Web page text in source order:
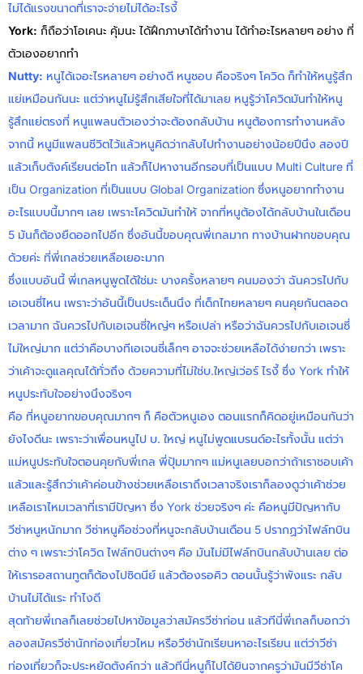
ไม่ได้แรงขนาดที่เราจะจ่ายไม่ได้อะไรงี้
York: ก็ถือว่าโอเคนะ คุ้มนะ ได้ฝึกภาษาได้ทำงาน ได้ทำอะไรหลายๆ อย่าง ที่
ตัวเองอยากทำ
Nutty: หนูได้เจอะไรหลายๆ อย่างดี หนูชอบ คือจริงๆ โควิด ก็ทำให้หนูรู้สึก
แย่เหมือนกันนะ แต่ว่าหนูไม่รู้สึกเสียใจที่ได้มาเลย หนูรู้ว่าโควิดมันทำให้หนู
รู้สึกแย่ตรงที่ หนูแพลนตัวเองว่าจะต้องกลับบ้าน หนูต้องการทำงานหลัง
จากนี้ หนูมีแพลนชีวิตไว้แล้วหนูคิดว่ากลับไปทำงานอย่างน้อยปีนึง สองปี
แล้วเก็บตังค์เรียนต่อโท แล้วก็ไปหางานอีกรอบที่เป็นแบบ Multi Culture ที่
เป็น Organization ที่เป็นแบบ Global Organization ซึ่งหนูอยากทำงาน
อะไรแบบนี้มากๆ เลย เพราะโควิดมันทำให้ จากที่หนูต้องได้กลับบ้านในเดือน
5 มันก็ต้องยืดออกไปอีก ซึ่งอันนี้ขอบคุณพี่เกลมาก ทางบ้านฝากขอบคุณ
ด้วยค่ะ ที่พี่เกลช่วยเหลือเยอะมาก
ซึ่งแบบอันนี้ พี่เกลหนูพูดได้ใช่มะ บางครั้งหลายๆ คนมองว่า ฉันควรไปกับ
เอเจนซี่ไหน เพราะว่าอันนี้เป็นประเด็นนึง ที่เด็กไทยหลายๆ คนคุยกันตลอด
เวลามาก ฉันควรไปกับเอเจนซี่ใหญ่ๆ หรือเปล่า หรือว่าฉันควรไปกับเอเจนซี่
ไม่ใหญ่มาก แต่ว่าคือบางทีเอเจนซี่เล็กๆ อาจจะช่วยเหลือได้ง่ายกว่า เพราะ
ว่าเค้าจะดูแลคุณได้ทั่วถึง ด้วยความที่ไม่ใช่บ.ใหญ่เว่อร์ ไรงี้ ซึ่ง York ทำให้
หนูประทับใจอย่างนึงจริงๆ
คือ ที่หนูอยากขอบคุณมากๆ ก็ คือตัวหนูเอง ตอนแรกก็คิดอยู่เหมือนกันว่า
ยังไงดีนะ เพราะว่าเพื่อนหนูไป บ. ใหญ่ หนูไม่พูดแบรนด์อะไรทั้งนั้น แต่ว่า
แม่หนูประทับใจตอนคุยกับพี่เกล พี่ปุ้มมากๆ แม่หนูเลยบอกว่าถ้าเราชอบเค้า
แล้วและรู้สึกว่าเค้าค่อนข้างช่วยเหลือเราถึงเวลาจริงเราก็ลองดูว่าเค้าช่วย
เหลือเราไหมเวลาที่เรามีปัญหา ซึ่ง York ช่วยจริงๆ ค่ะ คือหนูมีปัญหากับ
วีซ่าหนูหนักมาก วีซ่าหนูคือช่วงที่หนูจะกลับบ้านเดือน 5 ปรากฏว่าไฟล์ทบิน
ต่าง ๆ เพราะว่าโควิด ไฟล์ทบินต่างๆ คือ มันไม่มีไฟล์ทบินกลับบ้านเลย ต่อ
ให้เรารอสถานทูตก็ต้องไปซิดนีย์ แล้วต้องรอคิว ตอนนั้นรู้ว่าพังแระ กลับ
บ้านไม่ได้แระ ทำไงดี
สุดท้ายพี่เกลก็เลยช่วยไปหาข้อมูลว่าสมัครวีซ่าก่อน แล้วทีนี่พี่เกลก็บอกว่า
ลองสมัครวีซ่านักท่องเที่ยวไหม หรือวีซ่านักเรียนหาอะไรเรียน แต่ว่าวีซ่า
ท่องเที่ยวก็จะประหยัดตังค์กว่า แล้วทีนี่หนูก็ไปได้ยินจากครูว่ามันมีวีซ่าโค